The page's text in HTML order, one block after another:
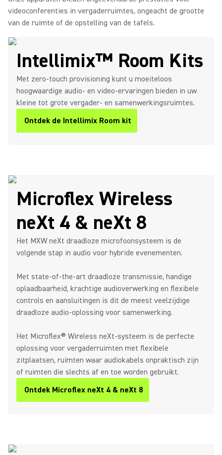
videoconferenties in vergaderruimtes, ongeacht de grootte
van de ruimte of de opstelling van de tafels.
Intellimix™ Room Kits
Met zero-touch provisioning kunt u moeiteloos
hoogwaardige audio- en video-ervaringen bieden in uw
kleine tot grote vergader- en samenwerkingsruimtes.
Ontdek de Intellimix Room kit
Microflex Wireless
neXt 4 & neXt 8
Het MXW neXt draadloze microfoonsysteem is de
volgende stap in audio voor hybride evenementen.
Met state-of-the-art draadloze transmissie, handige
oplaadbaarheid, krachtige audioverwerking en flexibele
controls en aansluitingen is dit de meest veelzijdige
draadloze audio-oplossing voor samenwerking.
Het Microflex® Wireless neXt-systeem is de perfecte
oplossing voor vergaderruimten met flexibele
zitplaatsen, ruimten waar audiokabels onpraktisch zijn
of ruimten die slechts af en toe worden gebruikt.
Ontdek Microflex neXt 4 & neXt 8